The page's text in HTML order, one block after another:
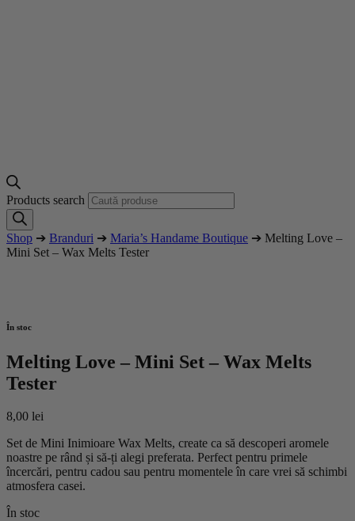
Products search
Shop ➔ Branduri ➔ Maria’s Handame Boutique ➔ Melting Love –
Mini Set – Wax Melts Tester
În stoc
Melting Love – Mini Set – Wax Melts
Tester
8,00 lei
Set de Mini Inimioare Wax Melts, create ca să descoperi aromele
noastre pe rând și să-ți alegi preferata. Perfect pentru primele
încercări, pentru cadou sau pentru momentele în care vrei să schimbi
atmosfera casei.
În stoc